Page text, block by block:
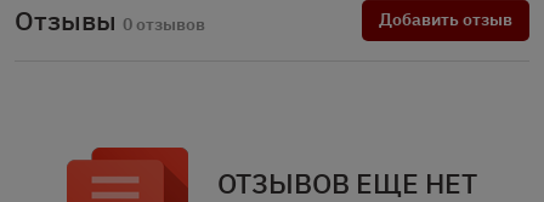
Отзывы 0 отзывов Добавить отзыв
ОТЗЫВОВ ЕЩЕ НЕТ